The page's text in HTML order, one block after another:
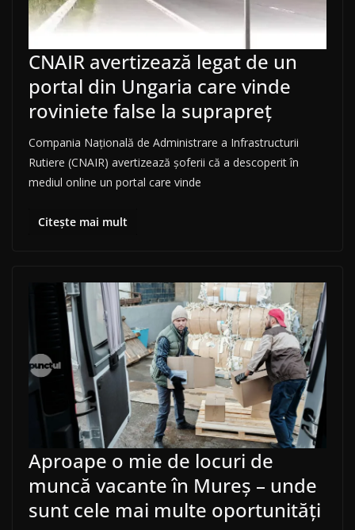
CNAIR avertizează legat de un
portal din Ungaria care vinde
roviniete false la suprapreț
Compania Națională de Administrare a Infrastructurii
Rutiere (CNAIR) avertizează șoferii că a descoperit în
mediul online un portal care vinde
Citește mai mult
Aproape o mie de locuri de
muncă vacante în Mureș – unde
sunt cele mai multe oportunități